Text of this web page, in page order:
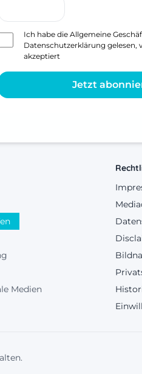
Ich habe die Allgemeine
Datenschutzerklärung gelesen,
akzeptiert
Jetzt
Medien